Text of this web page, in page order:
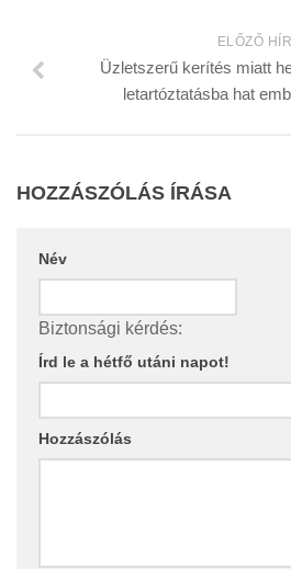
ELŐZŐ HÍR
Üzletszerű kerítés miatt
letartóztatásba hat
HOZZÁSZÓLÁS ÍRÁSA
Név
Biztonsági kérdés:
Írd le a hétfő utáni napot!
Hozzászólás